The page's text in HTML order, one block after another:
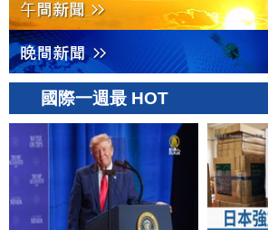
國際一週最 HOT